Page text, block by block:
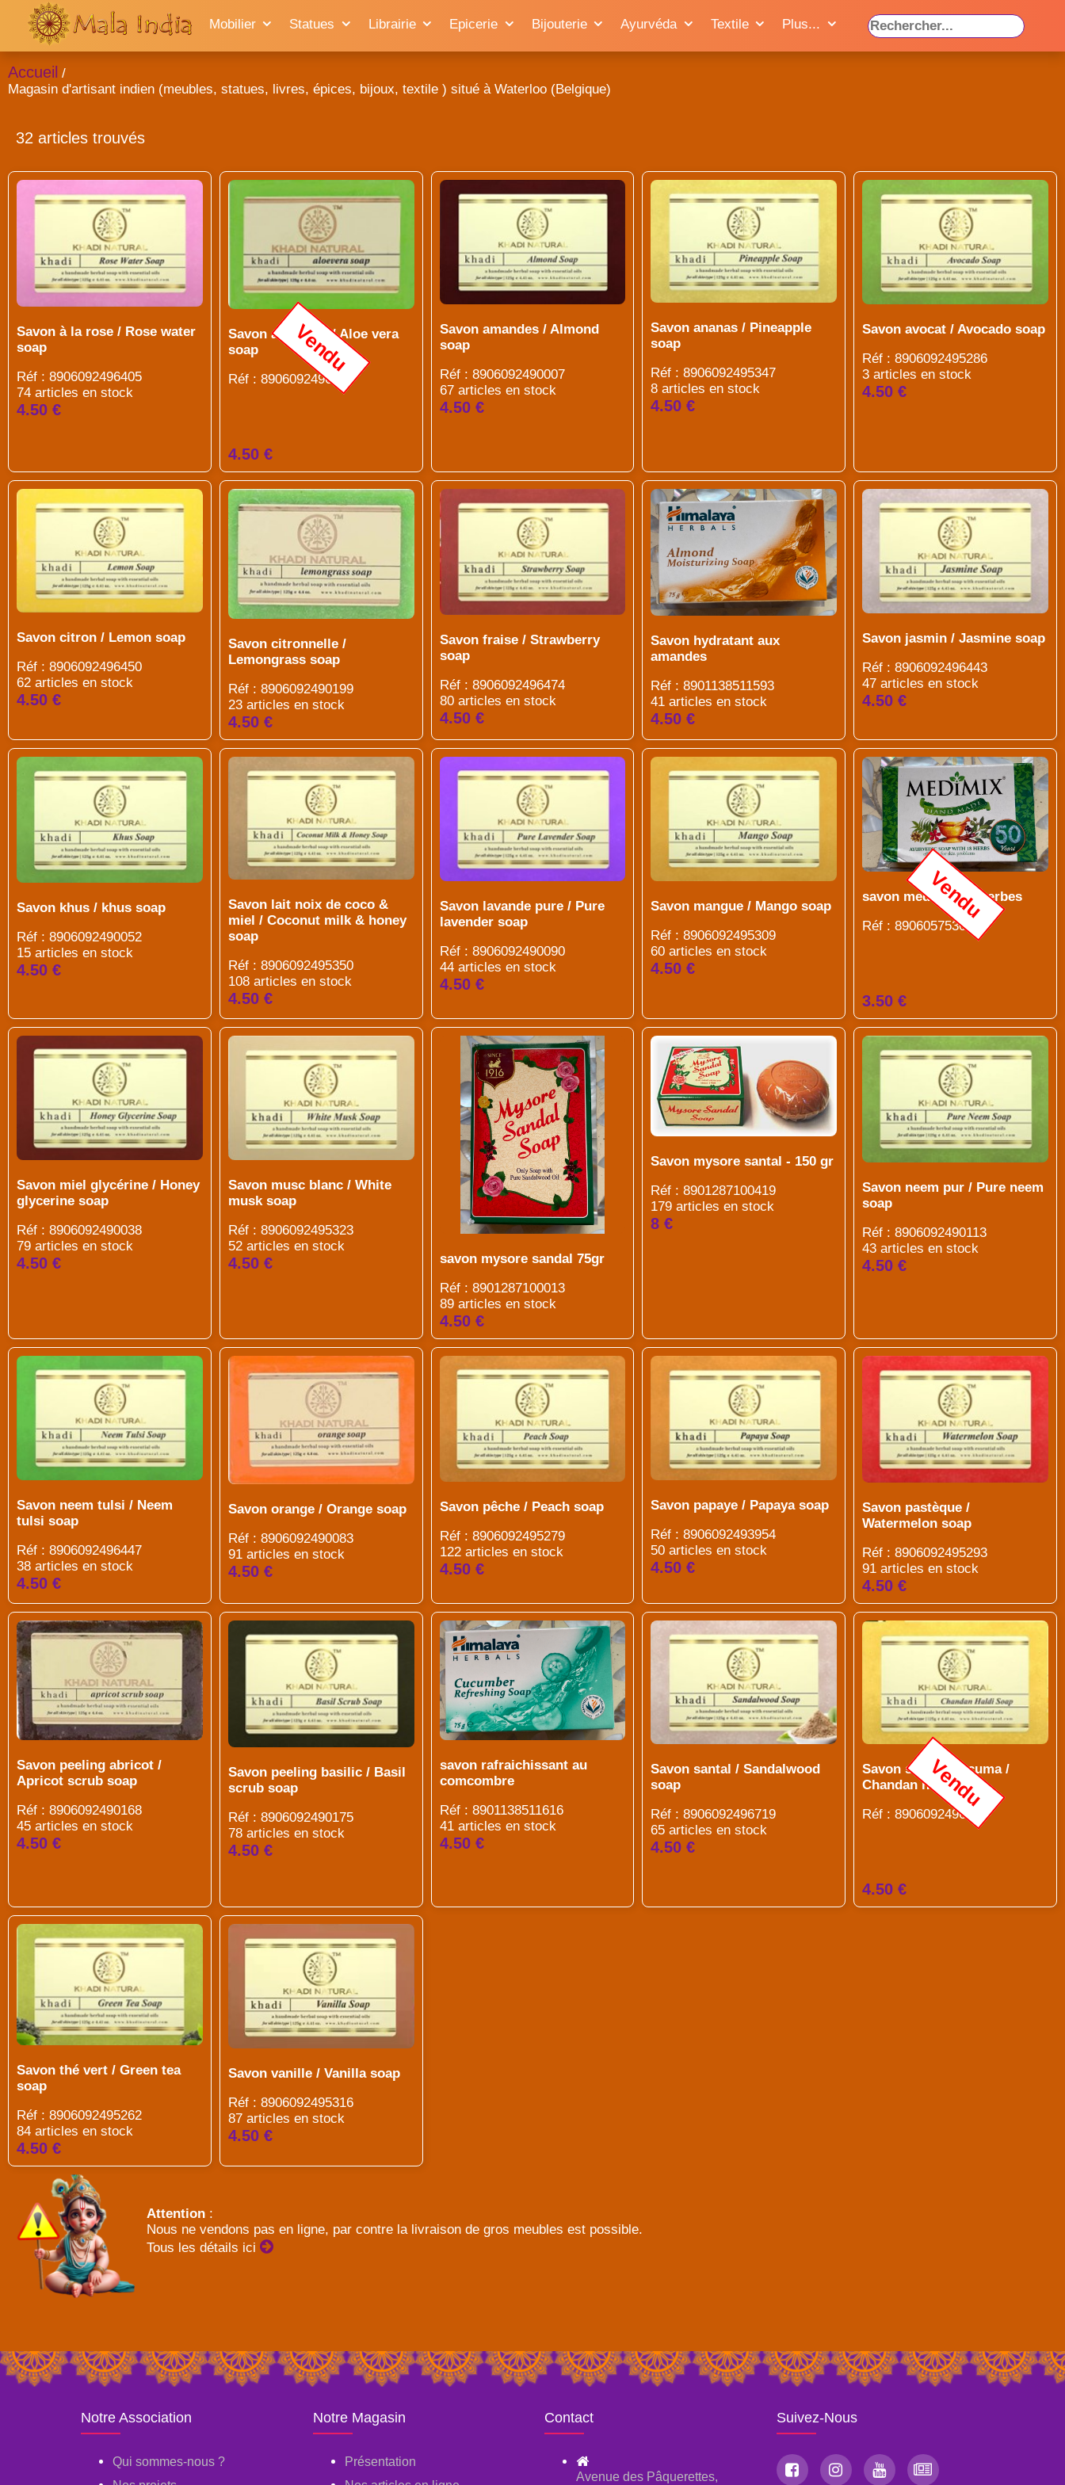
Mobilier Statues Librairie Epicerie Bijouterie Ayurvéda Textile Plus...
Accueil /
Magasin d'artisant indien (meubles, statues, livres, épices, bijoux, textile ) situé à Waterloo (Belgique)
32 articles trouvés
Savon à la rose / Rose water
soap
Réf : 8906092496405
74 articles en stock
4.50 €
Savon aloe vera / Aloe vera
soap
Réf : 8906092496436
Vendu
4.50 €
Savon amandes / Almond
soap
Réf : 8906092490007
67 articles en stock
4.50 €
Savon ananas / Pineapple
soap
Réf : 8906092495347
8 articles en stock
4.50 €
Savon avocat / Avocado soap
Réf : 8906092495286
3 articles en stock
4.50 €
Savon citron / Lemon soap
Réf : 8906092496450
62 articles en stock
4.50 €
Savon citronnelle /
Lemongrass soap
Réf : 8906092490199
23 articles en stock
4.50 €
Savon fraise / Strawberry
soap
Réf : 8906092496474
80 articles en stock
4.50 €
Savon hydratant aux
amandes
Réf : 8901138511593
41 articles en stock
4.50 €
Savon jasmin / Jasmine soap
Réf : 8906092496443
47 articles en stock
4.50 €
Savon khus / khus soap
Réf : 8906092490052
15 articles en stock
4.50 €
Savon lait noix de coco &
miel / Coconut milk & honey
soap
Réf : 8906092495350
108 articles en stock
4.50 €
Savon lavande pure / Pure
lavender soap
Réf : 8906092490090
44 articles en stock
4.50 €
Savon mangue / Mango soap
Réf : 8906092495309
60 articles en stock
4.50 €
savon medimix 18 herbes
Réf : 8906057530854
Vendu
3.50 €
Savon miel glycérine / Honey
glycerine soap
Réf : 8906092490038
79 articles en stock
4.50 €
Savon musc blanc / White
musk soap
Réf : 8906092495323
52 articles en stock
4.50 €
savon mysore sandal 75gr
Réf : 8901287100013
89 articles en stock
4.50 €
Savon mysore santal - 150 gr
Réf : 8901287100419
179 articles en stock
8 €
Savon neem pur / Pure neem
soap
Réf : 8906092490113
43 articles en stock
4.50 €
Savon neem tulsi / Neem
tulsi soap
Réf : 8906092496447
38 articles en stock
4.50 €
Savon orange / Orange soap
Réf : 8906092490083
91 articles en stock
4.50 €
Savon pêche / Peach soap
Réf : 8906092495279
122 articles en stock
4.50 €
Savon papaye / Papaya soap
Réf : 8906092493954
50 articles en stock
4.50 €
Savon pastèque /
Watermelon soap
Réf : 8906092495293
91 articles en stock
4.50 €
Savon peeling abricot /
Apricot scrub soap
Réf : 8906092490168
45 articles en stock
4.50 €
Savon peeling basilic / Basil
scrub soap
Réf : 8906092490175
78 articles en stock
4.50 €
savon rafraichissant au
comcombre
Réf : 8901138511616
41 articles en stock
4.50 €
Savon santal / Sandalwood
soap
Réf : 8906092496719
65 articles en stock
4.50 €
Savon santal curcuma /
Chandan haldi soap
Réf : 8906092496412
Vendu
4.50 €
Savon thé vert / Green tea
soap
Réf : 8906092495262
84 articles en stock
4.50 €
Savon vanille / Vanilla soap
Réf : 8906092495316
87 articles en stock
4.50 €
Attention :
Nous ne vendons pas en ligne, par contre la livraison de gros meubles est possible.
Tous les détails ici
Notre Association
Qui sommes-nous ?
Notre Magasin
Présentation
Contact
Avenue des Pâquerettes,
Suivez-Nous